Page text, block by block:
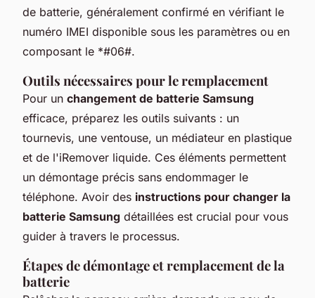
de batterie, généralement confirmé en vérifiant le
numéro IMEI disponible sous les paramètres ou en
composant le *#06#.
Outils nécessaires pour le remplacement
Pour un changement de batterie Samsung
efficace, préparez les outils suivants : un
tournevis, une ventouse, un médiateur en plastique
et de l'iRemover liquide. Ces éléments permettent
un démontage précis sans endommager le
téléphone. Avoir des instructions pour changer la
batterie Samsung détaillées est crucial pour vous
guider à travers le processus.
Étapes de démontage et remplacement de la
batterie